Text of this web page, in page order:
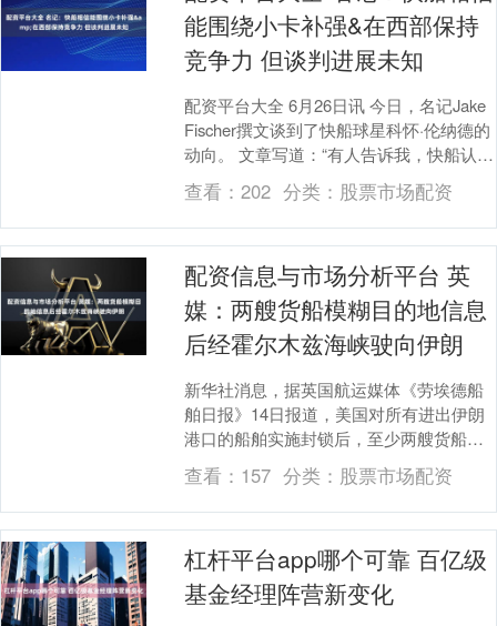
能围绕小卡补强&在西部保持
竞争力 但谈判进展未知
配资平台大全 6月26日讯 今日，名记Jake
Fischer撰文谈到了快船球星科怀·伦纳德的
动向。 文章写道：“有人告诉我，快船认为
他们仍然有方法围绕伦纳德来....
查看：202 分类： 股票市场配资
配资信息与市场分析平台 英
媒：两艘货船模糊目的地信息
后经霍尔木兹海峡驶向伊朗
新华社消息，据英国航运媒体《劳埃德船
舶日报》14日报道，美国对所有进出伊朗
港口的船舶实施封锁后，至少两艘货船在
模糊船舶自动识别系统中的目的地信息
后，通过霍尔木兹....
查看： 157 分类： 股票市场配资
杠杆平台app哪个可靠 百亿级
基金经理阵营新变化